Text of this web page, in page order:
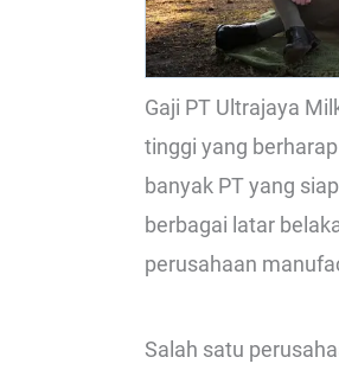
Gaji PT Ultrajaya
tinggi yang
banyak PT yang
berbagai latar
perusahaan
Salah satu